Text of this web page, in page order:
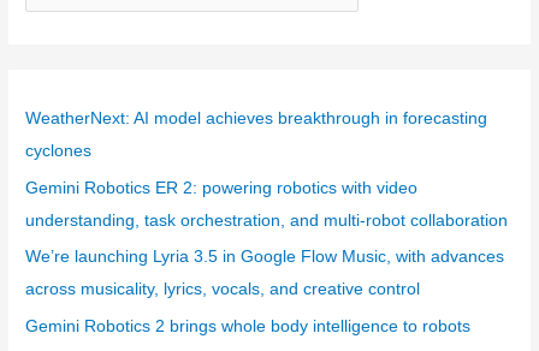
a
g
WeatherNext: AI model achieves breakthrough in forecasting
cyclones
Gemini Robotics ER 2: powering robotics with video
understanding, task orchestration, and multi-robot collaboration
We’re launching Lyria 3.5 in Google Flow Music, with advances
across musicality, lyrics, vocals, and creative control
Gemini Robotics 2 brings whole body intelligence to robots